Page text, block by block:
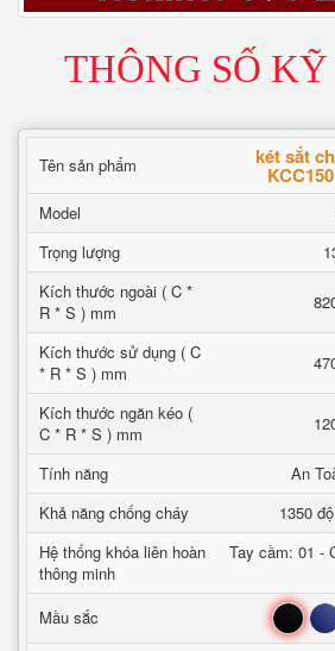
THÔNG SỐ
Tên sản phẩm két sắt
Model
Trọng lượng
Kích thước ngoài ( C *
R * S ) mm
Kích thước sử dụng ( C
* R * S ) mm
Kích thước ngăn kéo (
C * R * S ) mm
Tính năng
An
Khả năng chống cháy
1350
Hệ thống khóa liên hoàn
thông minh
Tay cầm: 01 -
Mầu sắc
Đen